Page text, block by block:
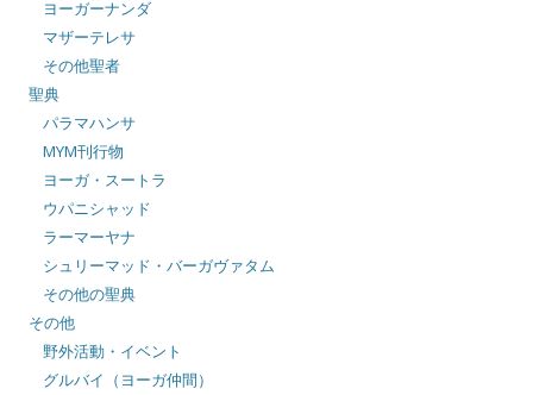
ヨーガーナンダ
マザーテレサ
その他聖者
聖典
パラマハンサ
MYM刊行物
ヨーガ・スートラ
ウパニシャッド
ラーマーヤナ
シュリーマッド・バーガヴァタム
その他の聖典
その他
野外活動・イベント
グルバイ（ヨーガ仲間）